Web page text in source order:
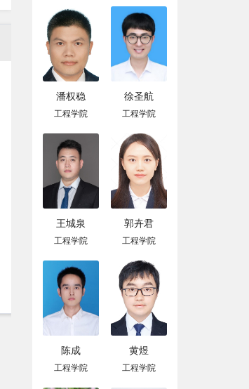
潘权稳
工程学院
徐圣航
工程学院
王城泉
工程学院
郭卉君
工程学院
陈成
工程学院
黄煜
工程学院